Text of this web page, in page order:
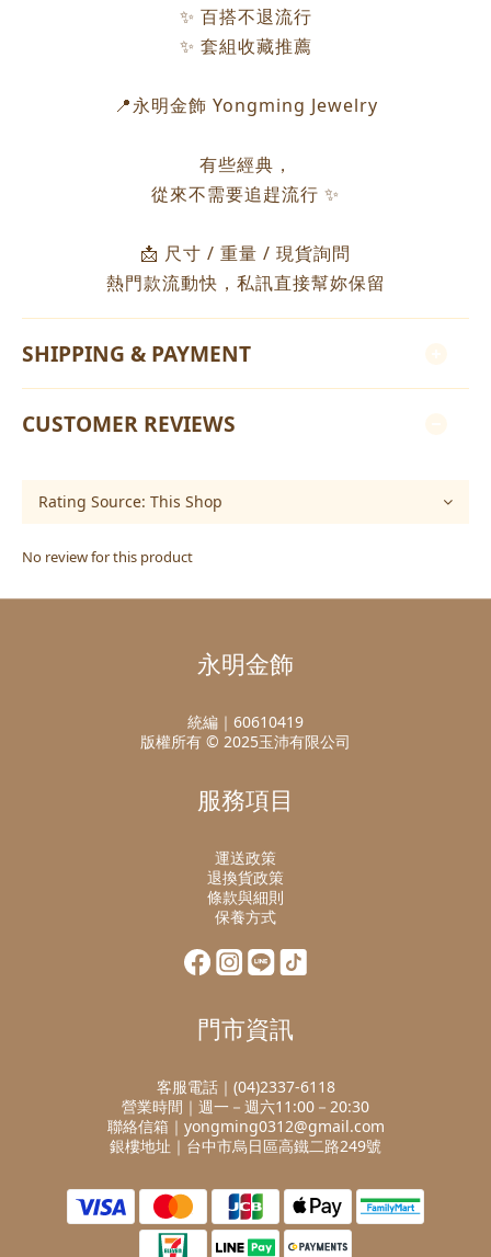
✨ 百搭不退流行
✨ 套組收藏推薦
📍永明金飾 Yongming Jewelry
有些經典，
從來不需要追趕流行 ✨
📩 尺寸 / 重量 / 現貨詢問
熱門款流動快，私訊直接幫妳保留
SHIPPING & PAYMENT
CUSTOMER REVIEWS
No review for this product
永明金飾
統編｜60610419
版權所有 © 2025玉沛有限公司
服務項目
運送政策
退換貨政策
條款與細則
保養方式
門市資訊
客服電話｜(04)2337-6118
營業時間｜週一－週六11:00－20:30
聯絡信箱｜yongming0312@gmail.com
銀樓地址｜台中市烏日區高鐵二路249號